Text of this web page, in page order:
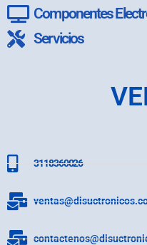
Componentes
Servicios
3118360026